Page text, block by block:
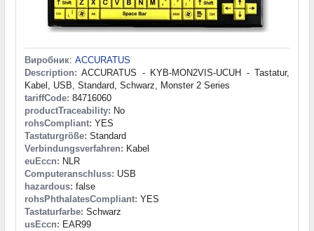
Виробник: ACCURATUS
Description: ACCURATUS - KYB-MON2VIS-UCUH - Tastatur,
Kabel, USB, Standard, Schwarz, Monster 2 Series
tariffCode: 84716060
productTraceability: No
rohsCompliant: YES
Tastaturgröße: Standard
Verbindungsverfahren: Kabel
euEccn: NLR
Computeranschluss: USB
hazardous: false
rohsPhthalatesCompliant: YES
Tastaturfarbe: Schwarz
usEccn: EAR99